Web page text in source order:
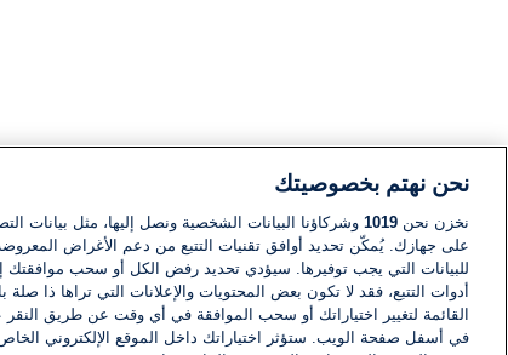
نحن نهتم بخصوصيتك
نخزن نحن 1019 وشركاؤنا البيانات الشخصية ونصل إليها، مثل بيانات
على جهازك. يُمكّن تحديد أوافق تقنيات التتبع من دعم الأغراض
للبيانات التي يجب توفيرها. سيؤدي تحديد رفض الكل أو سحب موافقتك
أدوات التتبع، فقد لا تكون بعض المحتويات والإعلانات التي تراها ذا
القائمة لتغيير اختياراتك أو سحب الموافقة في أي وقت عن طريق النقر
في أسفل صفحة الويب. ستؤثر اختياراتك داخل الموقع الإلكتروني الخاص